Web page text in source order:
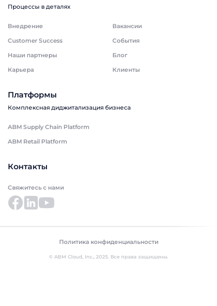
Процессы в деталях
Внедрение
Вакансии
Customer Success
События
Наши партнеры
Блог
Карьера
Клиенты
Платформы
Комплексная диджитализация бизнеса
ABM Supply Chain Platform
ABM Retail Platform
Контакты
Свяжитесь с нами
Политика конфиденциальности
© ABM Cloud, Inc., 2025. Все права защищены.